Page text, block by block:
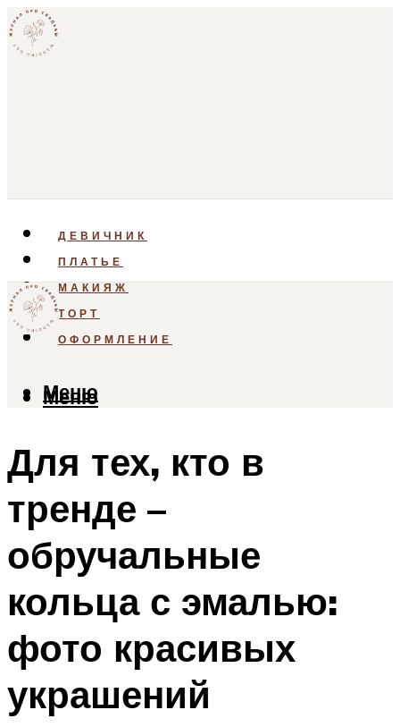
ДЕВИЧНИК
ПЛАТЬЕ
МАКИЯЖ
ТОРТ
ОФОРМЛЕНИЕ
Меню
Меню
Для тех, кто в
тренде –
обручальные
кольца с эмалью:
фото красивых
украшений